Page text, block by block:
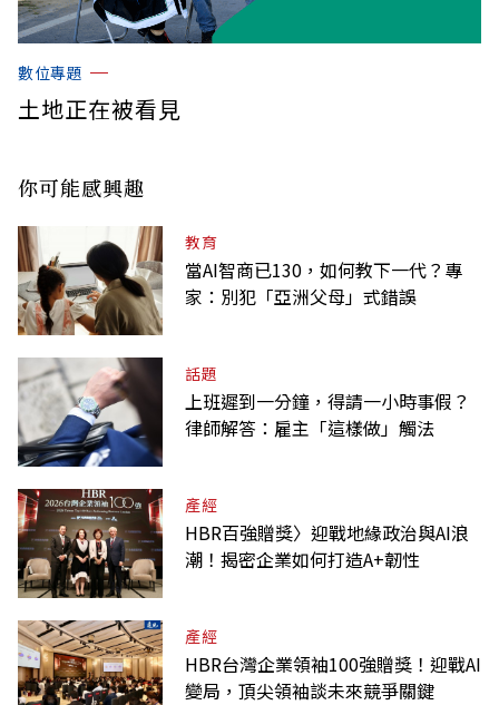
數位專題
土地正在被看見
你可能感興趣
教育
當AI智商已130，如何教下一代？專
家：別犯「亞洲父母」式錯誤
話題
上班遲到一分鐘，得請一小時事假？
律師解答：雇主「這樣做」觸法
產經
HBR百強贈獎〉迎戰地緣政治與AI浪
潮！揭密企業如何打造A+韌性
產經
HBR台灣企業領袖100強贈獎！迎戰AI
變局，頂尖領袖談未來競爭關鍵